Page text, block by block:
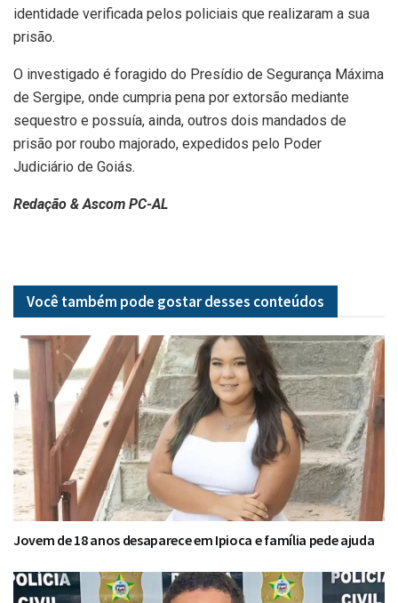
identidade verificada pelos policiais que realizaram a sua
prisão.
O investigado é foragido do Presídio de Segurança Máxima
de Sergipe, onde cumpria pena por extorsão mediante
sequestro e possuía, ainda, outros dois mandados de
prisão por roubo majorado, expedidos pelo Poder
Judiciário de Goiás.
Redação & Ascom PC-AL
Você também pode gostar desses conteúdos
Jovem de 18 anos desaparece em Ipioca e família pede ajuda